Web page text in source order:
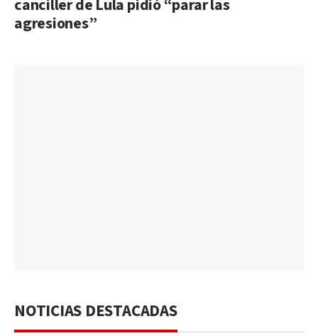
canciller de Lula pidió “parar las
agresiones”
NOTICIAS DESTACADAS